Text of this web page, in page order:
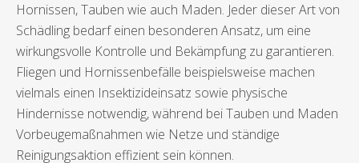
Hornissen, Tauben wie auch Maden. Jeder dieser Art von
Schädling bedarf einen besonderen Ansatz, um eine
wirkungsvolle Kontrolle und Bekämpfung zu garantieren.
Fliegen und Hornissenbefälle beispielsweise machen
vielmals einen Insektizideinsatz sowie physische
Hindernisse notwendig, während bei Tauben und Maden
Vorbeugemaßnahmen wie Netze und ständige
Reinigungsaktion effizient sein können.